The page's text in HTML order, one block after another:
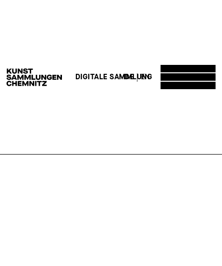
DE EN
DIGITALE SAMMLUNG